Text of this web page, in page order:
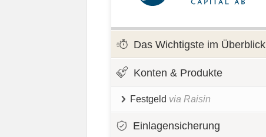
Das Wichtigste im Überblick
Konten & Produkte
Festgeld via Raisin
Einlagensicherung